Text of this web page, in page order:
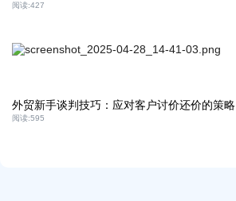
阅读:427
外贸新手谈判技巧：应对客户讨价还价的策略
阅读:595